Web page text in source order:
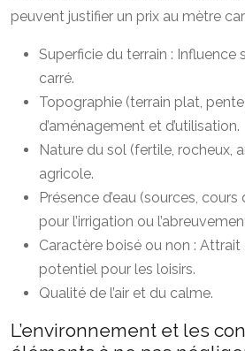
peuvent justifier un prix au mètre
Superficie du terrain : Influence
carré.
Topographie (terrain plat,
d’aménagement et d’utilisation.
Nature du sol (fertile, rocheux,
agricole.
Présence d’eau (sources, cours
pour l’irrigation ou
Caractère boisé ou non :
potentiel pour les loisirs.
Qualité de l’air et du calme.
L’environnement et les